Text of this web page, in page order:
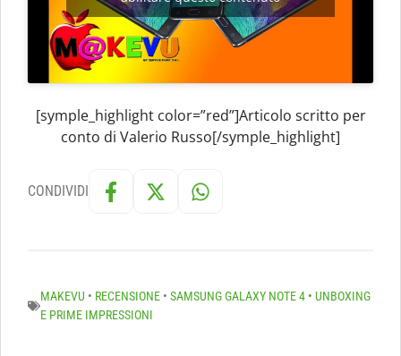
[symple_highlight color=”red”]Articolo scritto per
conto di Valerio Russo[/symple_highlight]
CONDIVIDI
MAKEVU • RECENSIONE • SAMSUNG GALAXY NOTE 4 • UNBOXING
E PRIME IMPRESSIONI